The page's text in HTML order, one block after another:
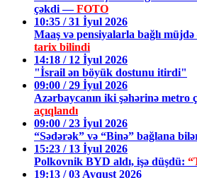
çəkdi —FOTO
10:35 / 31 İyul 2026
Maaş və pensiyalarla bağlı müjdə
tarix bilindi
14:18 / 12 İyul 2026
"İsrail ən böyük dostunu itirdi"
09:00 / 29 İyul 2026
Azərbaycanın iki şəhərinə metro
açıqlandı
09:00 / 23 İyul 2026
“Sədərək” və “Binə” bağlana
15:23 / 13 İyul 2026
Polkovnik BYD aldı, işə düşdü:
19:13 / 03 Avqust 2026